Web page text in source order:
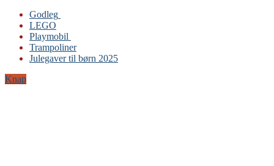
Godleg
Gabby’s Dukkehus
Playmobil
Trampoliner
LEGO
LEGO
Playmobil
Trampoliner
Julegaver til børn 2025
Knap